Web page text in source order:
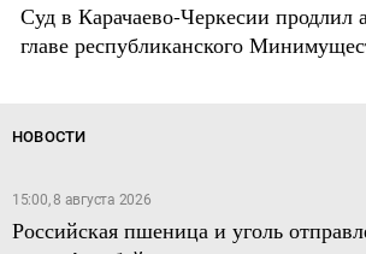
Суд в Карачаево-Черкесии продлил
главе республиканского
НОВОСТИ
15:00, 8 августа 2026
Российская пшеница и уголь